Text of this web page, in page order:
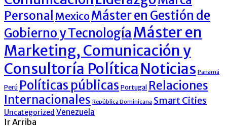
Personal Mexico Máster en Gestión de
Gobierno y TecnologíaMáster en
Marketing, Comunicación y
Consultoría PolíticaNoticias Panamá
Perú Políticas públicas Portugal Relaciones
Internacionales República Dominicana Smart Cities
Uncategorized Venezuela
Ir Arriba